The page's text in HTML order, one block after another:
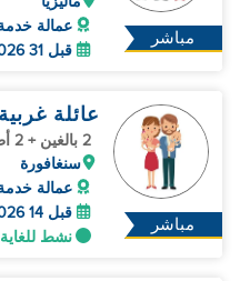
مباشر
عمالة
قبل 31 Aug 2026
مباشر
عائلة
2 بالغين + 2 أطفال | فرنسي
سنغافورة
عمالة
قبل 14 Aug 2026
نشط للغاية